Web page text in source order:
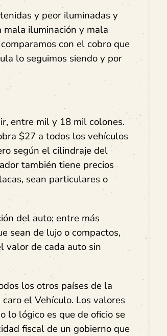
y peor iluminadas y
mala iluminación y mala
con el cobro que
lo seguimos siendo y por
entre mil y 18 mil colones.
$27 a todos los vehículos
según el cilindraje del
también tiene precios
sean particulares o
del auto; entre más
sean de lujo o compactos,
valor de cada auto sin
los otros países de la
el Vehículo. Los valores
lo lógico es que de oficio se
fiscal de un gobierno que